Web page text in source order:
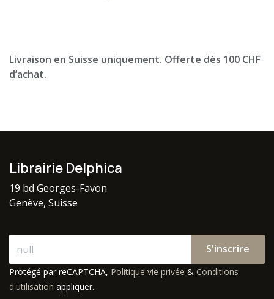
Livraison en Suisse uniquement. Offerte dès 100 CHF
d’achat.
Librairie Delphica
19 bd Georges-Favon
Genève, Suisse
S'inscrire
Protégé par reCAPTCHA, Politique vie privée & Conditions
d'utilisation appliquer.